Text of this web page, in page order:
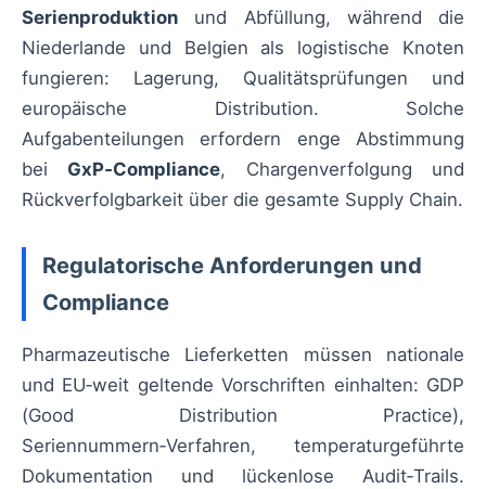
Serienproduktion und Abfüllung, während die
Niederlande und Belgien als logistische Knoten
fungieren: Lagerung, Qualitätsprüfungen und
europäische Distribution. Solche
Aufgabenteilungen erfordern enge Abstimmung
bei GxP‑Compliance, Chargenverfolgung und
Rückverfolgbarkeit über die gesamte Supply Chain.
Regulatorische Anforderungen und
Compliance
Pharmazeutische Lieferketten müssen nationale
und EU‑weit geltende Vorschriften einhalten: GDP
(Good Distribution Practice),
Seriennummern‑Verfahren, temperaturgeführte
Dokumentation und lückenlose Audit‑Trails.